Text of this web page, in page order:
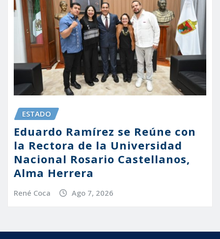
ESTADO
Eduardo Ramírez se Reúne con
la Rectora de la Universidad
Nacional Rosario Castellanos,
Alma Herrera
René Coca Ago 7, 2026